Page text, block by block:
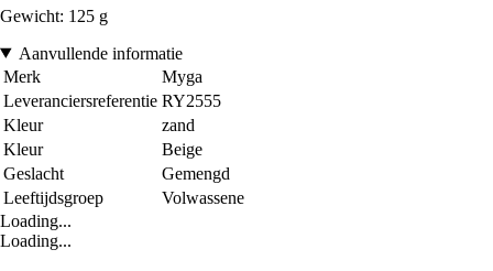
Gewicht: 125 g
Aanvullende informatie
Merk
Myga
Leveranciersreferentie RY2555
Kleur
zand
Kleur
Beige
Geslacht
Gemengd
Leeftijdsgroep
Volwassene
Loading...
Loading...